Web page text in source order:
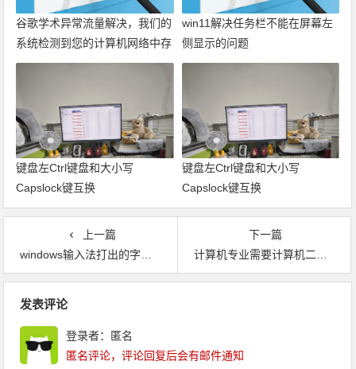
谷歌学术异常流量解决，我们的
系统检测到您的计算机网络中存
在异常流量。请稍后重新发送请
win11解决任务栏不能在屏幕左
侧显示的问题
键盘左Ctrl键盘和大小写
Capslock键互换
键盘左Ctrl键盘和大小写
Capslock键互换
上一篇
windows输入法打出的字母空隙很大怎么办？
下一篇
计算机专业需要计算机二级证书吗，什么证要考呢？
发表评论
登录者：匿名
匿名评论，评论回复后会有邮件通知